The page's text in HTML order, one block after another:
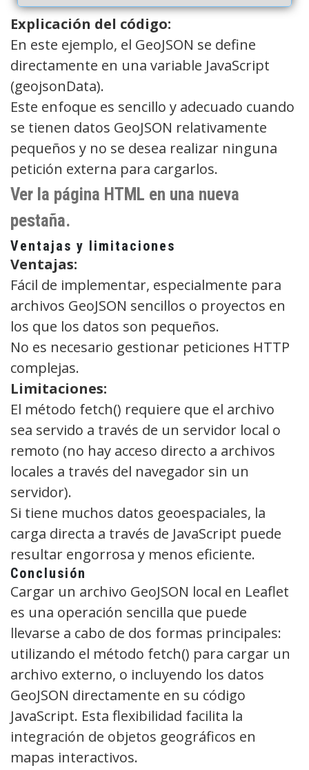
Explicación del código:
En este ejemplo, el GeoJSON se define
directamente en una variable JavaScript
(geojsonData).
Este enfoque es sencillo y adecuado cuando
se tienen datos GeoJSON relativamente
pequeños y no se desea realizar ninguna
petición externa para cargarlos.
Ver la página HTML en una nueva
pestaña.
Ventajas y limitaciones
Ventajas:
Fácil de implementar, especialmente para
archivos GeoJSON sencillos o proyectos en
los que los datos son pequeños.
No es necesario gestionar peticiones HTTP
complejas.
Limitaciones:
El método fetch() requiere que el archivo
sea servido a través de un servidor local o
remoto (no hay acceso directo a archivos
locales a través del navegador sin un
servidor).
Si tiene muchos datos geoespaciales, la
carga directa a través de JavaScript puede
resultar engorrosa y menos eficiente.
Conclusión
Cargar un archivo GeoJSON local en Leaflet
es una operación sencilla que puede
llevarse a cabo de dos formas principales:
utilizando el método fetch() para cargar un
archivo externo, o incluyendo los datos
GeoJSON directamente en su código
JavaScript. Esta flexibilidad facilita la
integración de objetos geográficos en
mapas interactivos.